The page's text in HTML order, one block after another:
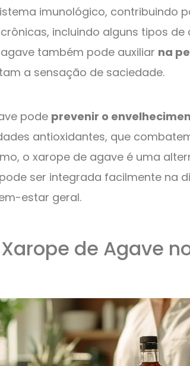
imunológico, contribuindo
incluindo alguns tipos de
também pode auxiliar na
a sensação de saciedade.
pode prevenir o
antioxidantes, que
o xarope de agave é uma
ser integrada facilmente na
estar geral.
de Agave